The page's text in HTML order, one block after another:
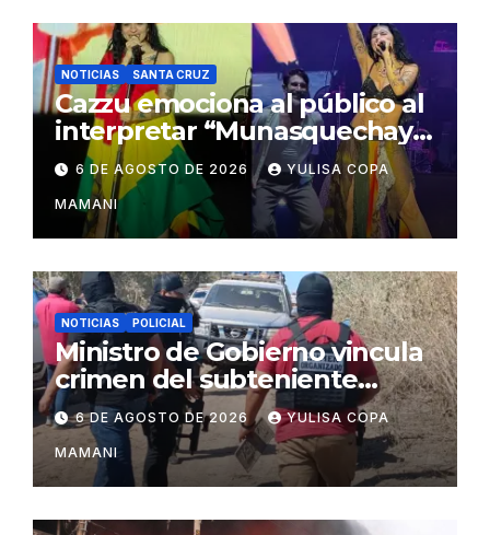
NOTICIAS SANTA CRUZ
Cazzu emociona al público al
interpretar “Munasquechay”
en su concierto en Santa
Cruz
6 DE AGOSTO DE 2026 YULISA COPA
MAMANI
NOTICIAS POLICIAL
Ministro de Gobierno vincula
crimen del subteniente
Salazar con la red de
Sebastián Marset
6 DE AGOSTO DE 2026 YULISA COPA
MAMANI